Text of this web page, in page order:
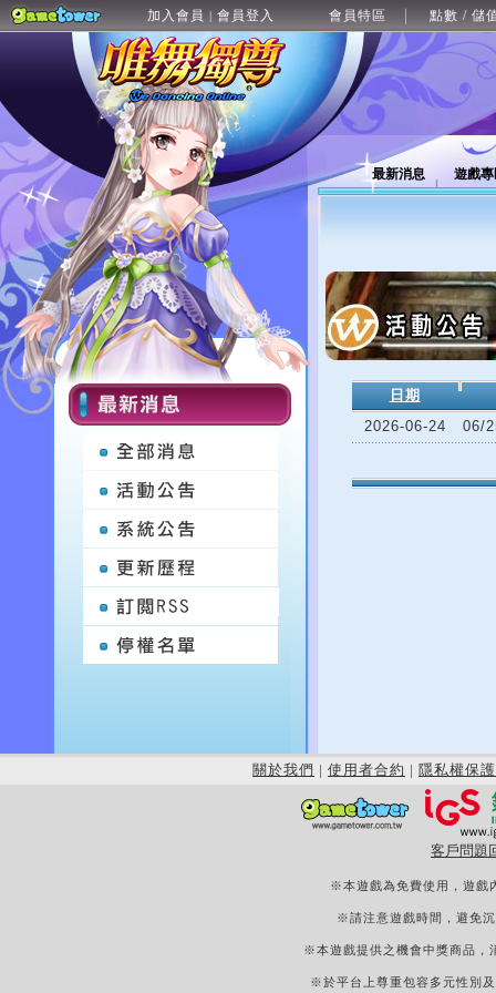
加入會員 | 會員登入 會員特區 點數 / 儲
最新消息 遊戲
日期
2026-06-24
06/
關於我們 | 使用者合約 | 隱私權保護
客戶問題
※本遊戲為免費使用，遊戲
※請注意遊戲時間，避免
※本遊戲提供之機會中獎商品，
※於平台上尊重包容多元性別